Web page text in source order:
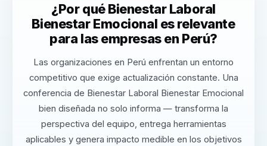
¿Por qué Bienestar Laboral
Bienestar Emocional es relevante
para las empresas en Perú?
Las organizaciones en Perú enfrentan un entorno
competitivo que exige actualización constante. Una
conferencia de Bienestar Laboral Bienestar Emocional
bien diseñada no solo informa — transforma la
perspectiva del equipo, entrega herramientas
aplicables y genera impacto medible en los objetivos